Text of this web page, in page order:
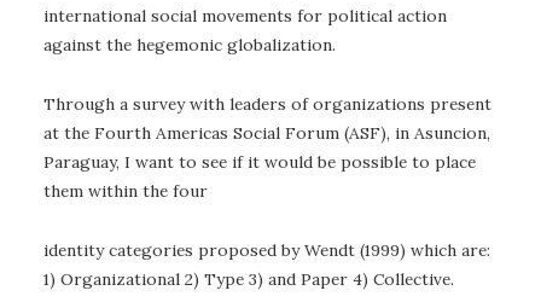
international social movements for political action
against the hegemonic globalization.
Through a survey with leaders of organizations present
at the Fourth Americas Social Forum (ASF), in Asuncion,
Paraguay, I want to see if it would be possible to place
them within the four
identity categories proposed by Wendt (1999) which are:
1) Organizational 2) Type 3) and Paper 4) Collective.